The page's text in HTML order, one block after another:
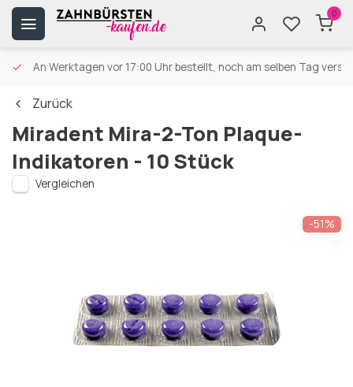
0
An Werktagen vor 17:00 Uhr bestellt, noch am selben Tag
Zurück
Miradent Mira-2-Ton Plaque-
Indikatoren - 10 Stück
Vergleichen
-51%